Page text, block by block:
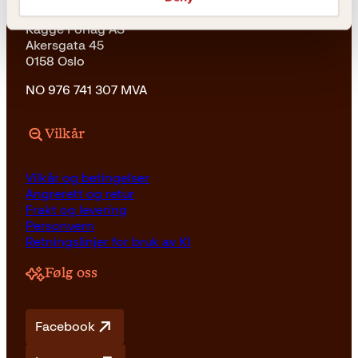
Kagge Forlag AS
Akersgata 45
0158 Oslo
NO 976 741 307 MVA
Vilkår
Vilkår og betingelser
Angrerett og retur
Frakt og levering
Personvern
Retningslinjer for bruk av KI
Følg oss
Facebook